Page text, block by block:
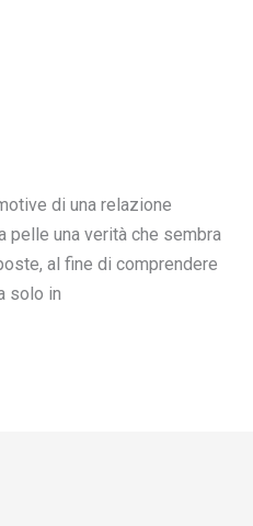
di una relazione
pelle una verità che sembra
al fine di comprendere
solo in